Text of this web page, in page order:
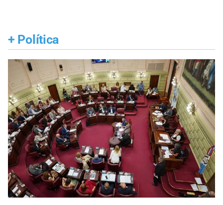
+ Política